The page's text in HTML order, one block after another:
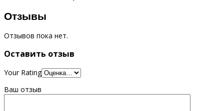
Отзывы
Отзывов пока нет.
Оставить отзыв
Your Rating
Ваш отзыв